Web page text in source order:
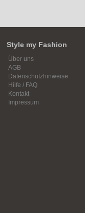
Style my Fashion
Über uns
AGB
Datenschutzhinweise
Hilfe / FAQ
Kontakt
Impressum